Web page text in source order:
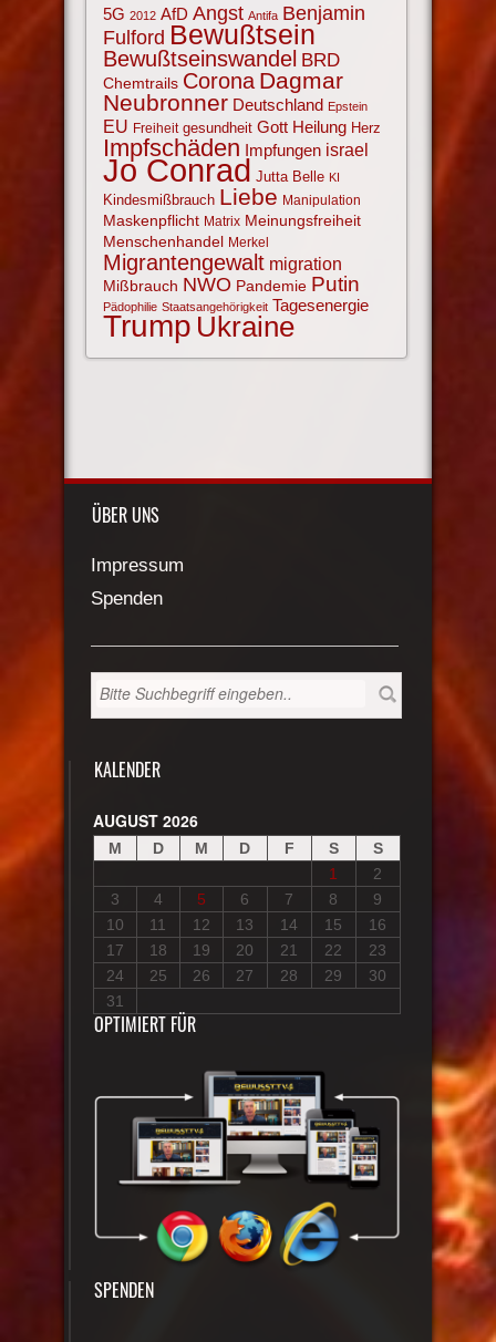
5G 2012 AfD Angst Antifa Benjamin
Fulford Bewußtsein
Bewußtseinswandel BRD
Chemtrails Corona Dagmar
Neubronner Deutschland Epstein
EU Freiheit gesundheit Gott Heilung Herz
Impfschäden Impfungen israel
Jo Conrad Jutta Belle KI
Kindesmißbrauch Liebe Manipulation
Maskenpflicht Matrix Meinungsfreiheit
Menschenhandel Merkel
Migrantengewalt migration
Mißbrauch NWO Pandemie Putin
Pädophilie Staatsangehörigkeit Tagesenergie
Trump Ukraine
ÜBER UNS
Impressum
Spenden
KALENDER
AUGUST 2026
M D M D F S
S
1
2
3
4 5 6 7 8
9
10
11 12 13 14 15
16
17
18 19 20 21 22
23
24
25 26 27 28 29
30
31
OPTIMIERT FÜR
SPENDEN